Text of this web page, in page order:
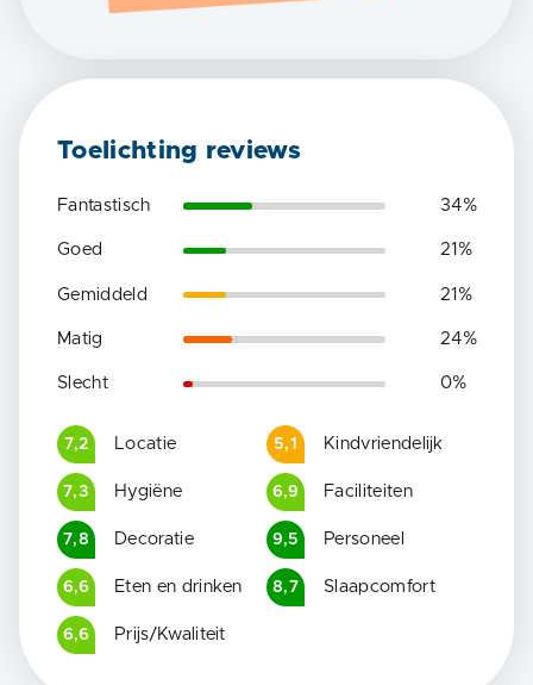
Toelichting reviews
Fantastisch 34%
Goed 21 %
Gemiddeld 21 %
Matig 24%
Slecht 0%
7,2 Locatie 5,1 Kindvriendelijk
7,3 Hygiëne 6,9 Faciliteiten
7,8 Decoratie 9,5 Personeel
6,6 Eten en drinken 8,7 Slaapcomfort
6,6 Prijs/Kwaliteit